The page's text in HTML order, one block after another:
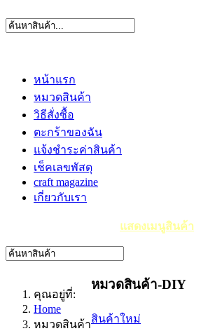
หน้าแรก
หมวดสินค้า
วิธีสั่งซื้อ
ตะกร้าของฉัน
แจ้งชำระค่าสินค้า
เช็คเลขพัสดุ
craft magazine
เกี่ยวกับเรา
แสดงเมนูสินค้า
คุณอยู่ที่:
Home
หมวดสินค้า
หมวดสินค้า-DIY
สินค้าใหม่